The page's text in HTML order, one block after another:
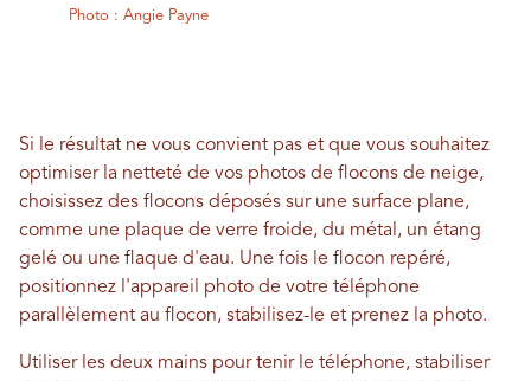
Photo : Angie Payne
Si le résultat ne vous convient pas et que vous souhaitez
optimiser la netteté de vos photos de flocons de neige,
choisissez des flocons déposés sur une surface plane,
comme une plaque de verre froide, du métal, un étang
gelé ou une flaque d'eau. Une fois le flocon repéré,
positionnez l'appareil photo de votre téléphone
parallèlement au flocon, stabilisez-le et prenez la photo.
Utiliser les deux mains pour tenir le téléphone, stabiliser